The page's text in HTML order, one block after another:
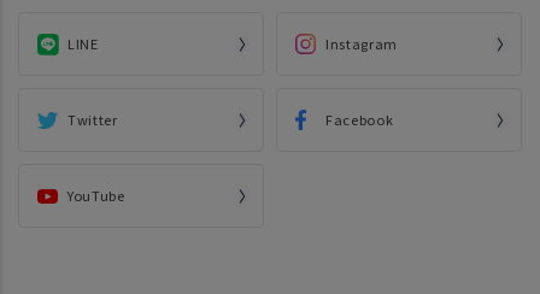
LINE Instagram
Twitter Facebook
YouTube